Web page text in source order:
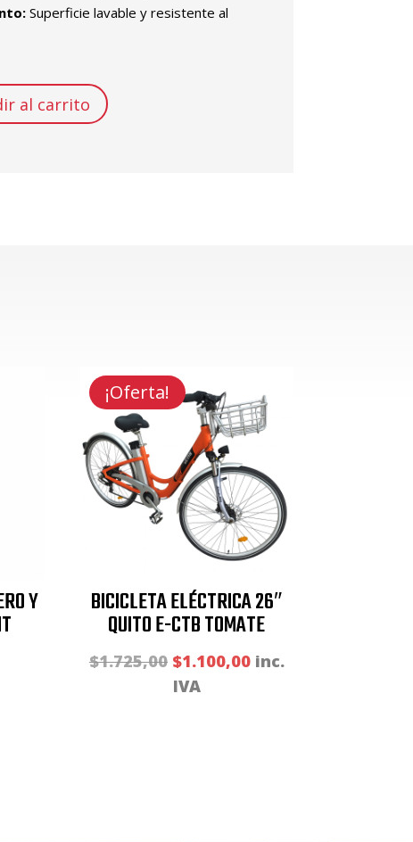
Superficie lavable y resistente al
al carrito
Y
¡Oferta!
BICICLETA ELÉCTRICA 26″
QUITO E-CTB TOMATE
$1.725,00 El
precio
$1.100,00Elinc.
IVA